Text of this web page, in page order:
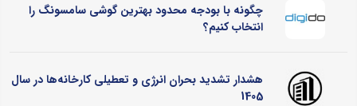
چگونه با بودجه محدود بهترین گوشی سامسونگ را
انتخاب کنیم؟
هشدار تشدید بحران انرژی و تعطیلی کارخانه‌ها در سال
1405